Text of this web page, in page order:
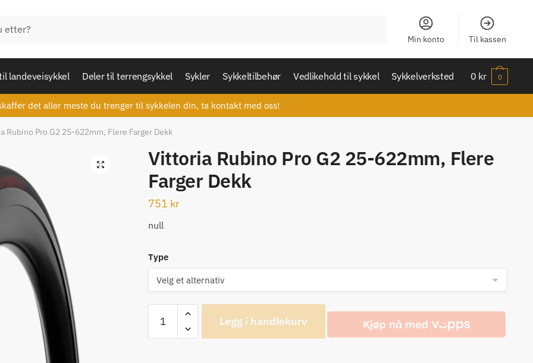
Min konto Til kassen
landeveisykkel Deler til terrengsykkel Sykler Sykkeltilbehør Vedlikehold til sykkel Sykkelverksted 0 kr 0
det aller meste du trenger til sykkelen din, ta kontakt med oss!
Rubino Pro G2 25-622mm, Flere Farger Dekk
🔍
Vittoria Rubino Pro G2 25-622mm, Flere
Farger Dekk
751 kr
null
Type
Rubino
Pro
Legg i handlekurv